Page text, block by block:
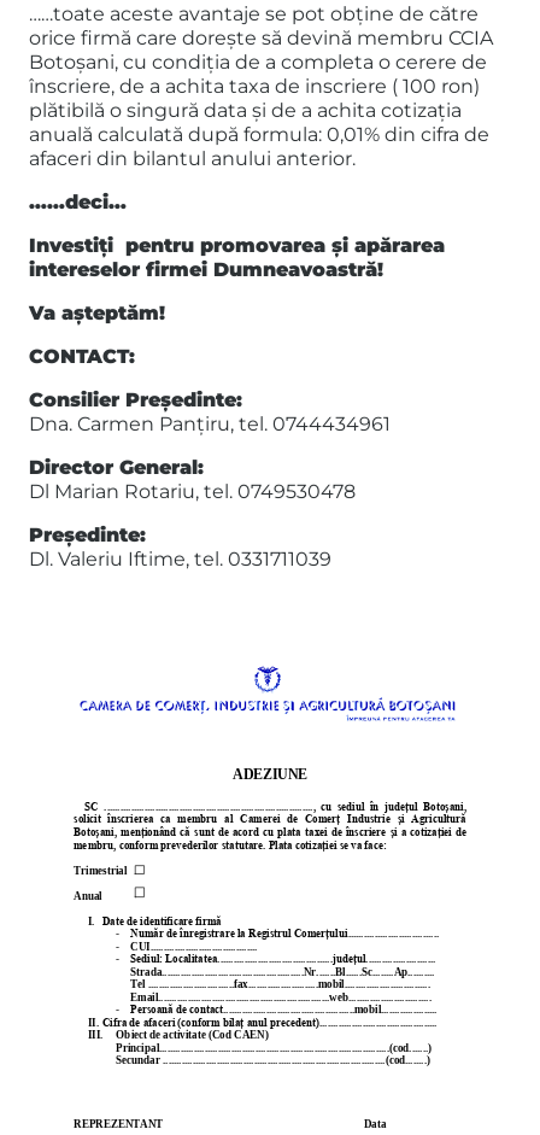
……toate aceste avantaje se pot obține de către
orice firmă care dorește să devină membru CCIA
Botoșani, cu condiția de a completa o cerere de
înscriere, de a achita taxa de inscriere ( 100 ron)
plătibilă o singură data și de a achita cotizația
anuală calculată după formula: 0,01% din cifra de
afaceri din bilantul anului anterior.
……deci…
Investiți pentru promovarea și apărarea
intereselor firmei Dumneavoastră!
Va așteptăm!
CONTACT:
Consilier Preşedinte:
Dna. Carmen Panţiru, tel. 0744434961
Director General:
Dl Marian Rotariu, tel. 0749530478
Președinte:
Dl. Valeriu Iftime, tel. 0331711039